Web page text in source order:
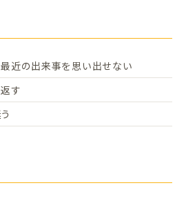
近の出来事を思い出せない
す